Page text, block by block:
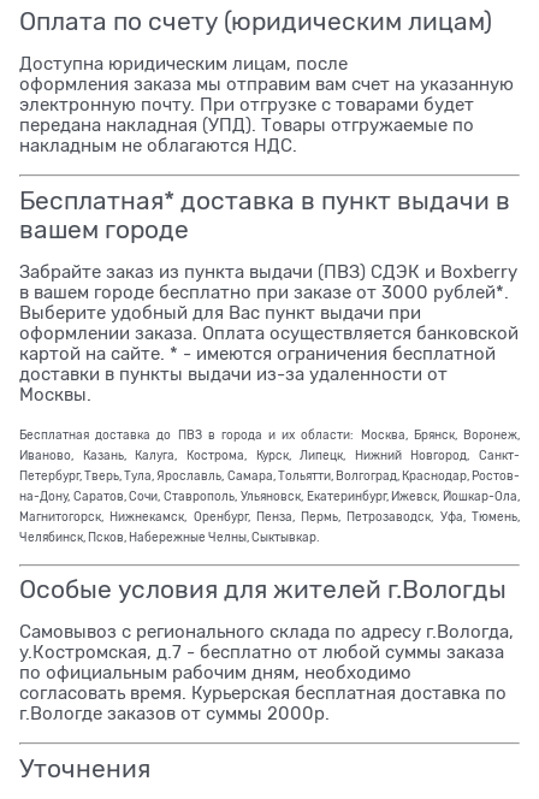
Оплата по счету (юридическим лицам)
Доступна юридическим лицам, после
оформления заказа мы отправим вам счет на указанную
электронную почту. При отгрузке с товарами будет
передана накладная (УПД). Товары отгружаемые по
накладным не облагаются НДС.
Бесплатная* доставка в пункт выдачи в
вашем городе
Забрайте заказ из пункта выдачи (ПВЗ) СДЭК и Boxberry
в вашем городе бесплатно при заказе от 3000 рублей*.
Выберите удобный для Вас пункт выдачи при
оформлении заказа. Оплата осуществляется банковской
картой на сайте. * - имеются ограничения бесплатной
доставки в пункты выдачи из-за удаленности от
Москвы.
Бесплатная доставка до ПВЗ в города и их области: Москва, Брянск, Воронеж,
Иваново, Казань, Калуга, Кострома, Курск, Липецк, Нижний Новгород, Санкт-
Петербург, Тверь, Тула, Ярославль, Самара, Тольятти, Волгоград, Краснодар, Ростов-
на-Дону, Саратов, Сочи, Ставрополь, Ульяновск, Екатеринбург, Ижевск, Йошкар-Ола,
Магнитогорск, Нижнекамск, Оренбург, Пенза, Пермь, Петрозаводск, Уфа, Тюмень,
Челябинск, Псков, Набережные Челны, Сыктывкар.
Особые условия для жителей г.Вологды
Самовывоз с регионального склада по адресу г.Вологда,
у.Костромская, д.7 - бесплатно от любой суммы заказа
по официальным рабочим дням, необходимо
согласовать время. Курьерская бесплатная доставка по
г.Вологде заказов от суммы 2000р.
Уточнения